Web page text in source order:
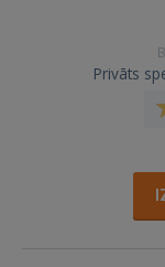
Privāts